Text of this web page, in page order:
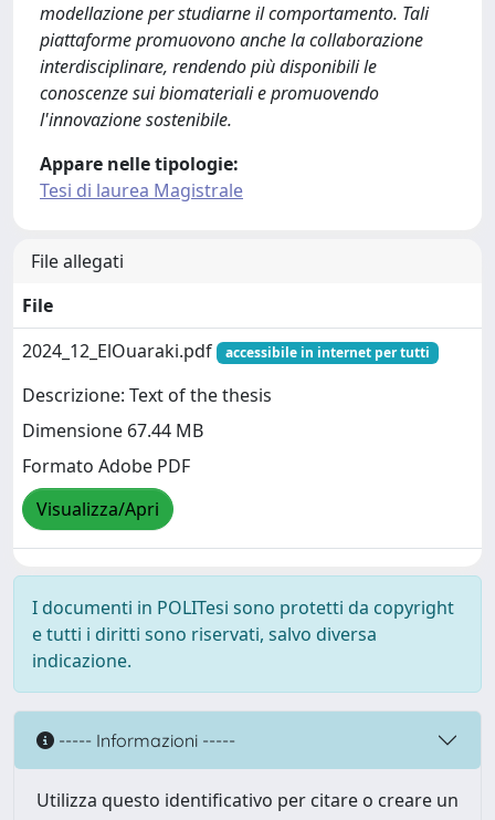
modellazione per studiarne il comportamento. Tali
piattaforme promuovono anche la collaborazione
interdisciplinare, rendendo più disponibili le
conoscenze sui biomateriali e promuovendo
l'innovazione sostenibile.
Appare nelle tipologie:
Tesi di laurea Magistrale
File allegati
File
2024_12_ElOuaraki.pdf
accessibile in internet per tutti
Descrizione: Text of the thesis
Dimensione 67.44 MB
Formato Adobe PDF
Visualizza/Apri
I documenti in POLITesi sono protetti da copyright
e tutti i diritti sono riservati, salvo diversa
indicazione.
----- Informazioni -----
Utilizza questo identificativo per citare o creare un